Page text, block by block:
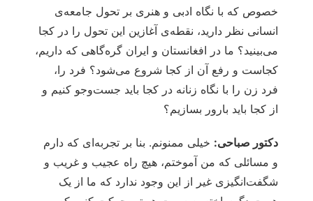
خصوص که با نگاه ادبی و هنری بر تحول جامعه‌ی
انسانی نظر دارید، نقطه‌ی آغازین این تحول را در کجا
می‌بینید؟ ما در افغانستان و ایران گره‌گاهی که داریم،
کجاست و رفع آن از کجا شروع می‌شود؟ فرد را،
فرد زن را با نگاه زنانه در کجا باید جست‌وجو کنیم و
از کجا باید بارور بسازیم؟
دکتور صباحی: خیلی ممنونم. بنا بر تجربه‌ای که دارم
و مسائلی که من آموختم، هیچ راه عجیب و غریب و
شگفت‌انگیزی غیر از این وجود ندارد که ما از یک